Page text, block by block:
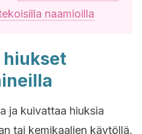
naamioilla
hiukset
ja kuivattaa hiuksia
tai kemikaalien käytöllä,